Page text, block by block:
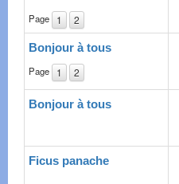
Page 1 2
Bonjour à tous
Page 1 2
Bonjour à tous
Ficus panache